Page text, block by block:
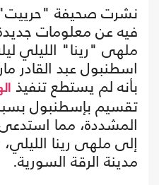
نشرت صحيفة "حرييت"
فيه عن معلومات
ملهى "رينا" الليلي
اسطنبول عبد القادر
بأنه لم يستطع تنفيذ
تقسيم بإسطنبول بسبب
المشددة، مما استدعى
إلى ملهى رينا
مدينة الرقة السورية.